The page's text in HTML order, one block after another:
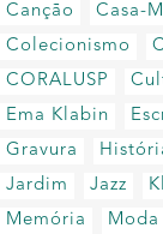
Canção
Casa-
Colecionismo
CORALUSP
Ema Klabin
Gravura
Jardim
Jazz
Memória
Moda